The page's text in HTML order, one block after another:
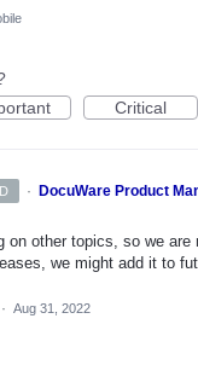
Critical
· DocuWare Product
on other topics, so we
we might add it to
· Aug 31, 2022